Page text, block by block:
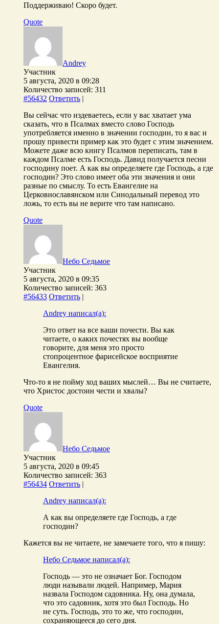
Поддерживаю! Скоро будет.
Quote
Andrey
Участник
5 августа, 2020 в 09:28
Количество записей: 311
#56432 Ответить |
Вы сейчас что издеваетесь, если у вас хватает ума
сказать, что в Псалмах вместо слово Господь
употребляется именно в значении господин, то я вас и
прошу привести пример как это будет с этим значением.
Можете даже всю книгу Псалмов переписать, там в
каждом Псалме есть Господь. Давид получается песни
господину поет. А как вы определяете где Господь, а где
господин? Это слово имеет оба эти значения и они
разные по смыслу. То есть Евангелие на
Церковнославянском или Синодальный перевод это
ложь, то есть вы не верите что там написано.
Quote
Небо Седьмое
Участник
5 августа, 2020 в 09:35
Количество записей: 363
#56433 Ответить |
Andrey написал(а):
Это ответ на все ваши почести. Вы как
читаете, о каких почестях вы вообще
говорите, для меня это просто
стопроцентное фарисейское восприятие
Евангелия.
Что-то я не пойму ход ваших мыслей… Вы не считаете,
что Христос достоин чести и хвалы?
Quote
Небо Седьмое
Участник
5 августа, 2020 в 09:45
Количество записей: 363
#56434 Ответить |
Andrey написал(а):
А как вы определяете где Господь, а где
господин?
Кажется вы не читаете, не замечаете того, что я пишу:
Небо Седьмое написал(а):
Господь — это не означает Бог. Господом
люди называли людей. Например, Мария
назвала Господом садовника. Ну, она думала,
что это садовник, хотя это был Господь. Но
не суть. Господь, это то же, что господин,
сохраняющееся до сего дня.